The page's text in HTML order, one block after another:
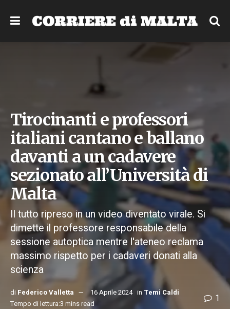
Tirocinanti e professori
italiani cantano e ballano
davanti a un cadavere
sezionato all’Università di
Malta
Il tutto ripreso in un video diventato virale. Si
dimette il professore responsabile della
sessione autoptica mentre l'ateneo reclama
massimo rispetto per i cadaveri donati alla
scienza
di Federico Valletta 16 Aprile 2024 in Temi Caldi
Tempo di lettura:3 mins read
1